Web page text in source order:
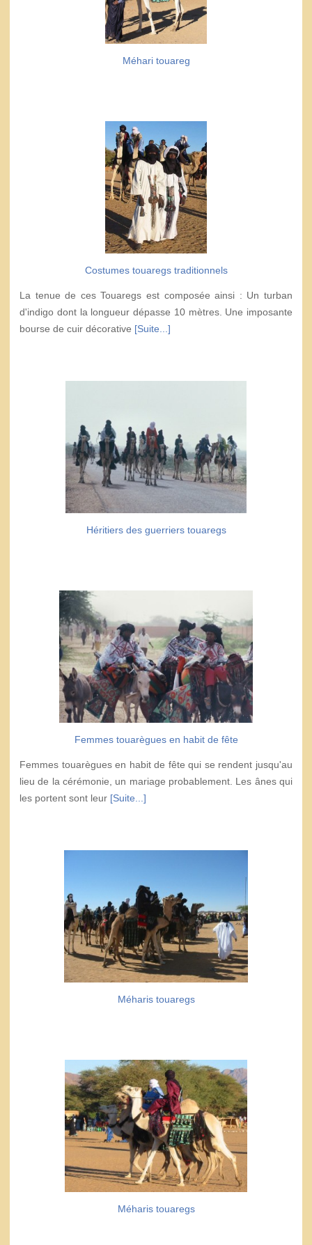
Méhari touareg
Costumes touaregs traditionnels
La tenue de ces Touaregs est composée ainsi : Un turban
d'indigo dont la longueur dépasse 10 mètres. Une imposante
bourse de cuir décorative [Suite...]
Héritiers des guerriers touaregs
Femmes touarègues en habit de fête
Femmes touarègues en habit de fête qui se rendent jusqu'au
lieu de la cérémonie, un mariage probablement. Les ânes qui
les portent sont leur [Suite...]
Méharis touaregs
Méharis touaregs